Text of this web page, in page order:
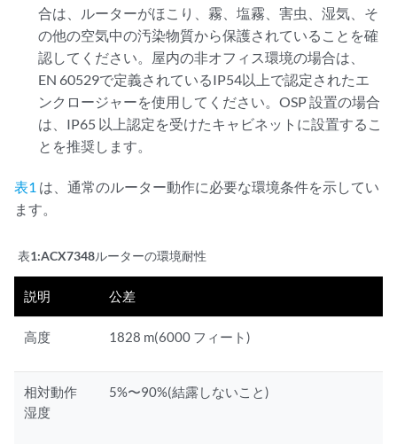
合は、ルーターがほこり、霧、塩霧、害虫、湿気、そ
の他の空気中の汚染物質から保護されていることを確
認してください。屋内の非オフィス環境の場合は、
EN 60529で定義されているIP54以上で認定されたエ
ンクロージャーを使用してください。OSP 設置の場合
は、IP65 以上認定を受けたキャビネットに設置するこ
とを推奨します。
表1 は、通常のルーター動作に必要な環境条件を示してい
ます。
表1:ACX7348ルーターの環境耐性
説明 公差
高度 1828 m(6000 フィート)
相対動作
湿度
5%〜90%(結露しないこと)